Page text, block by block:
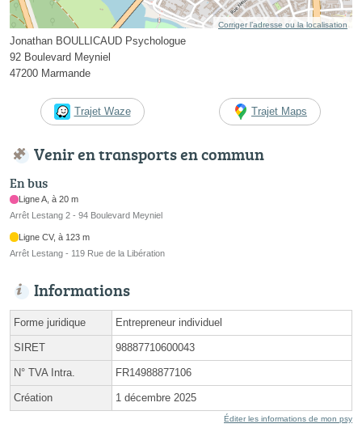
Corriger l’adresse ou la localisation
Jonathan BOULLICAUD Psychologue
92 Boulevard Meyniel
47200 Marmande
Trajet Waze Trajet Maps
Venir en transports en commun
En bus
Ligne A, à 20 m
Arrêt Lestang 2 - 94 Boulevard Meyniel
Ligne CV, à 123 m
Arrêt Lestang - 119 Rue de la Libération
Informations
Forme juridique Entrepreneur individuel
SIRET 98887710600043
N° TVA Intra. FR14988877106
Création 1 décembre 2025
Éditer les informations de mon psy